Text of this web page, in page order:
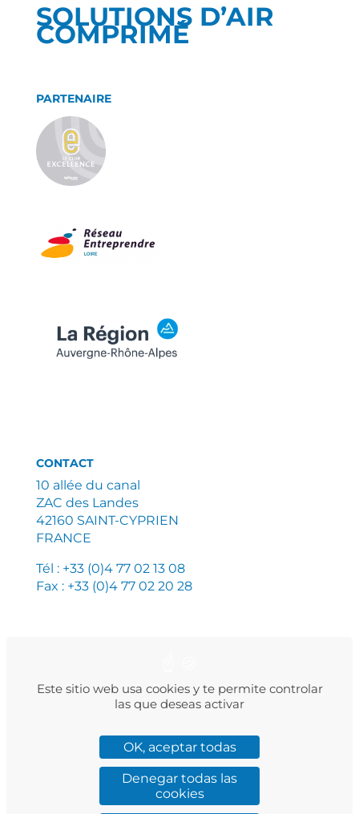
SOLUTIONS D’AIR
COMPRIMÉ
PARTENAIRE
CONTACT
10 allée du canal
ZAC des Landes
42160 SAINT-CYPRIEN
FRANCE
Tél : +33 (0)4 77 02 13 08
Fax : +33 (0)4 77 02 20 28
MENTIONS LÉGALES
POLITIQUE DE CONFIDENTIALITÉ
FacebookInstagram
LinkedIn
TwitterYouTube
Este sitio web usa cookies y te permite controlar
las que deseas activar
OK, aceptar todas
Denegar todas las
cookies